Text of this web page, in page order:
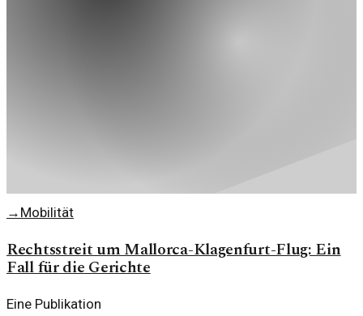
→ Mobilität
Rechtsstreit um Mallorca-Klagenfurt-Flug: Ein
Fall für die Gerichte
Eine Publikation